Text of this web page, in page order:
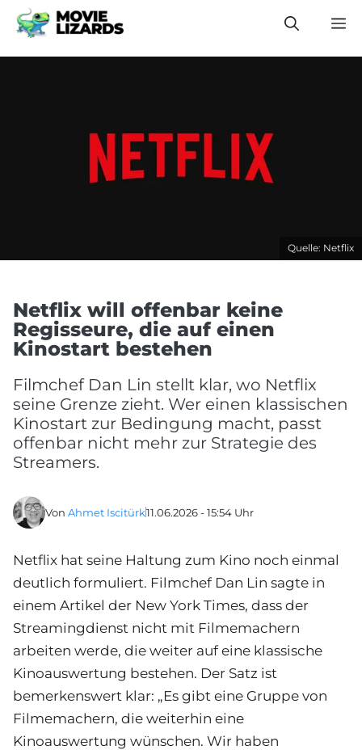
Zum
Inhalt
springen
Quelle: Netflix
Netflix will offenbar keine
Regisseure, die auf einen
Kinostart bestehen
Filmchef Dan Lin stellt klar, wo Netflix
seine Grenze zieht. Wer einen klassischen
Kinostart zur Bedingung macht, passt
offenbar nicht mehr zur Strategie des
Streamers.
Von Ahmet Iscitürk11.06.2026 - 15:54 Uhr
Netflix hat seine Haltung zum Kino noch einmal
deutlich formuliert. Filmchef Dan Lin sagte in
einem Artikel der New York Times, dass der
Streamingdienst nicht mit Filmemachern
arbeiten werde, die weiter auf eine klassische
Kinoauswertung bestehen. Der Satz ist
bemerkenswert klar: „Es gibt eine Gruppe von
Filmemachern, die weiterhin eine
Kinoauswertung wünschen. Wir haben